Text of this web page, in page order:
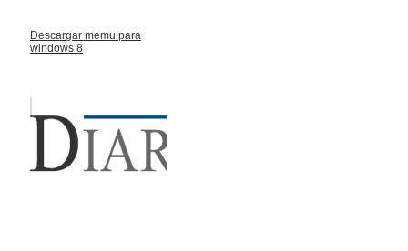
Descargar memu para
windows 8